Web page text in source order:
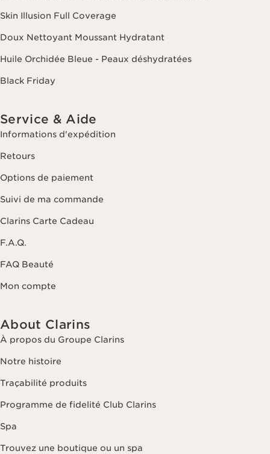
Skin Illusion Full Coverage
Doux Nettoyant Moussant Hydratant
Huile Orchidée Bleue - Peaux déshydratées
Black Friday
Service & Aide
Informations d'expédition
Retours
Options de paiement
Suivi de ma commande
Clarins Carte Cadeau
F.A.Q.
FAQ Beauté
Mon compte
About Clarins
À propos du Groupe Clarins
Notre histoire
Traçabilité produits
Programme de fidelité Club Clarins
Spa
Trouvez une boutique ou un spa